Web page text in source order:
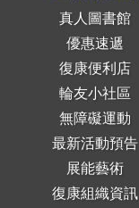
真人圖書館
優惠速遞
復康便利店
輪友小社區
無障礙運動
最新活動預告
展能藝術
復康組織資訊